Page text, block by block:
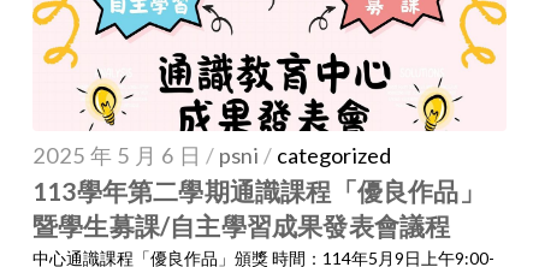
2025 年 5 月 6 日 / psni / categorized
113學年第二學期通識課程「優良作品」
暨學生募課/自主學習成果發表會議程
中心通識課程「優良作品」頒獎 時間：114年5月9日上午9:00-